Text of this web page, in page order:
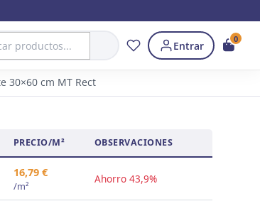
Entrar
0
30×60 cm MT Rect
PRECIO/M² OBSERVACIONES
16,79 €
/m²
Ahorro 43,9%